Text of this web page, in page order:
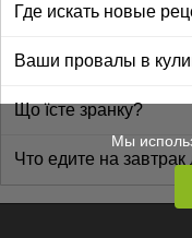
Где искать новые
Ваши провалы в
Що їсте зранку?
Что едите на завтрак
Мы